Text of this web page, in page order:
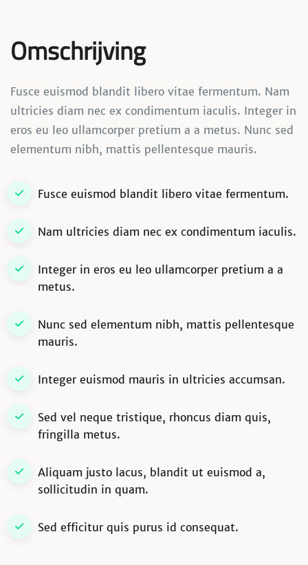
Omschrijving
Fusce euismod blandit libero vitae fermentum. Nam
ultricies diam nec ex condimentum iaculis. Integer in
eros eu leo ullamcorper pretium a a metus. Nunc sed
elementum nibh, mattis pellentesque mauris.
Fusce euismod blandit libero vitae fermentum.
Nam ultricies diam nec ex condimentum iaculis.
Integer in eros eu leo ullamcorper pretium a a
metus.
Nunc sed elementum nibh, mattis pellentesque
mauris.
Integer euismod mauris in ultricies accumsan.
Sed vel neque tristique, rhoncus diam quis,
fringilla metus.
Aliquam justo lacus, blandit ut euismod a,
sollicitudin in quam.
Sed efficitur quis purus id consequat.